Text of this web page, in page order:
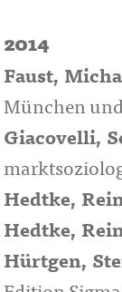
2014
Faust,
München
Giacovelli,
Hedtke,
Hedtke,
Hürtgen,